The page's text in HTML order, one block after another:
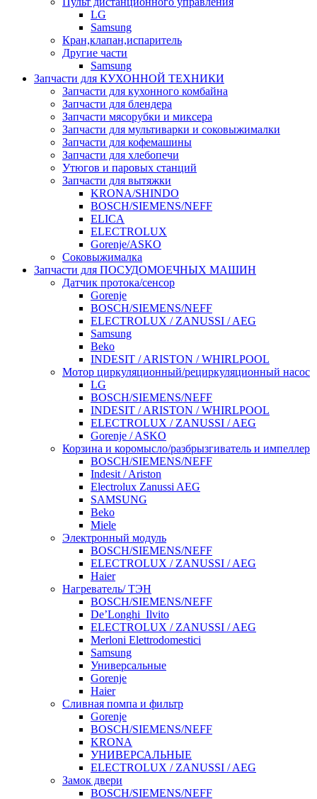
LG
Samsung
Кран,клапан,испаритель
Другие части
Samsung
Запчасти для КУХОННОЙ ТЕХНИКИ
Запчасти для кухонного комбайна
Запчасти для блендера
Запчасти мясорубки и миксера
Запчасти для мультиварки и соковыжималки
Запчасти для кофемашины
Запчасти для хлебопечи
Утюгов и паровых станций
Запчасти для вытяжки
KRONA/SHINDO
BOSCH/SIEMENS/NEFF
ELICA
ELECTROLUX
Gorenje/ASKO
Соковыжималка
Запчасти для ПОСУДОМОЕЧНЫХ МАШИН
Датчик протока/сенсор
Gorenje
BOSCH/SIEMENS/NEFF
ELECTROLUX / ZANUSSI / AEG
Samsung
Beko
INDESIT / ARISTON / WHIRLPOOL
Мотор циркуляционный/рециркуляционный насос
LG
BOSCH/SIEMENS/NEFF
INDESIT / ARISTON / WHIRLPOOL
ELECTROLUX / ZANUSSI / AEG
Gorenje / ASKO
Корзина и коромысло/разбрызгиватель и импеллер
BOSCH/SIEMENS/NEFF
Indesit / Ariston
Electrolux Zanussi AEG
SAMSUNG
Beko
Miele
Электронный модуль
BOSCH/SIEMENS/NEFF
ELECTROLUX / ZANUSSI / AEG
Haier
Нагреватель/ ТЭН
BOSCH/SIEMENS/NEFF
De’Longhi_Ilvito
ELECTROLUX / ZANUSSI / AEG
Merloni Elettrodomestici
Samsung
Универсальные
Gorenje
Haier
Сливная помпа и фильтр
Gorenje
BOSCH/SIEMENS/NEFF
KRONA
УНИВЕРСАЛЬНЫЕ
ELECTROLUX / ZANUSSI / AEG
Замок двери
BOSCH/SIEMENS/NEFF